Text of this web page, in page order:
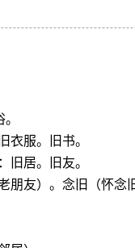
服。旧书。
居。旧友。
友）。念旧（怀念